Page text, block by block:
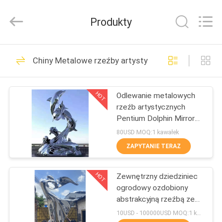
DOMU
PRODUKTY
FILMY
WYCIECZKA
Reserved.
Metalowe rzeźby
artystyczne
74
Rzeźba z miedzi
27
Produkty
Chiny Metalowe rzeźby artystyczne
HOT
Odlewanie metalowych
rzeźb artystycznych
Pentium Dolphin Mirror
Sculpture
80USD MOQ:1 kawałek
ZAPYTANIE TERAZ
HOT
Zewnętrzny dziedziniec
ogrodowy ozdobiony
abstrakcyjną rzeźbą ze
stali nierdzewnej